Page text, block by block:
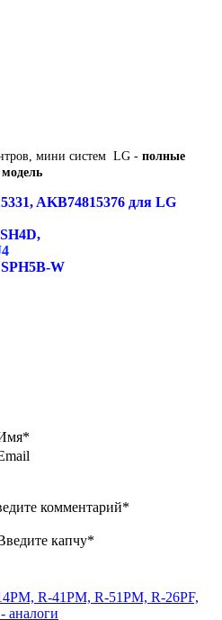
мини систем LG - полные
AKB74815376 для LG
W
комментарий*
капчу*
R-41PM, R-51PM, R-26PF,
аналоги